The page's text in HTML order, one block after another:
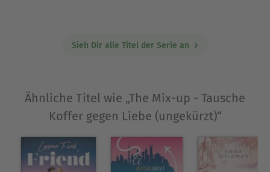
Sieh Dir alle Titel der Serie an
Ähnliche Titel wie „The Mix-up - Tausche
Koffer gegen Liebe (ungekürzt)“